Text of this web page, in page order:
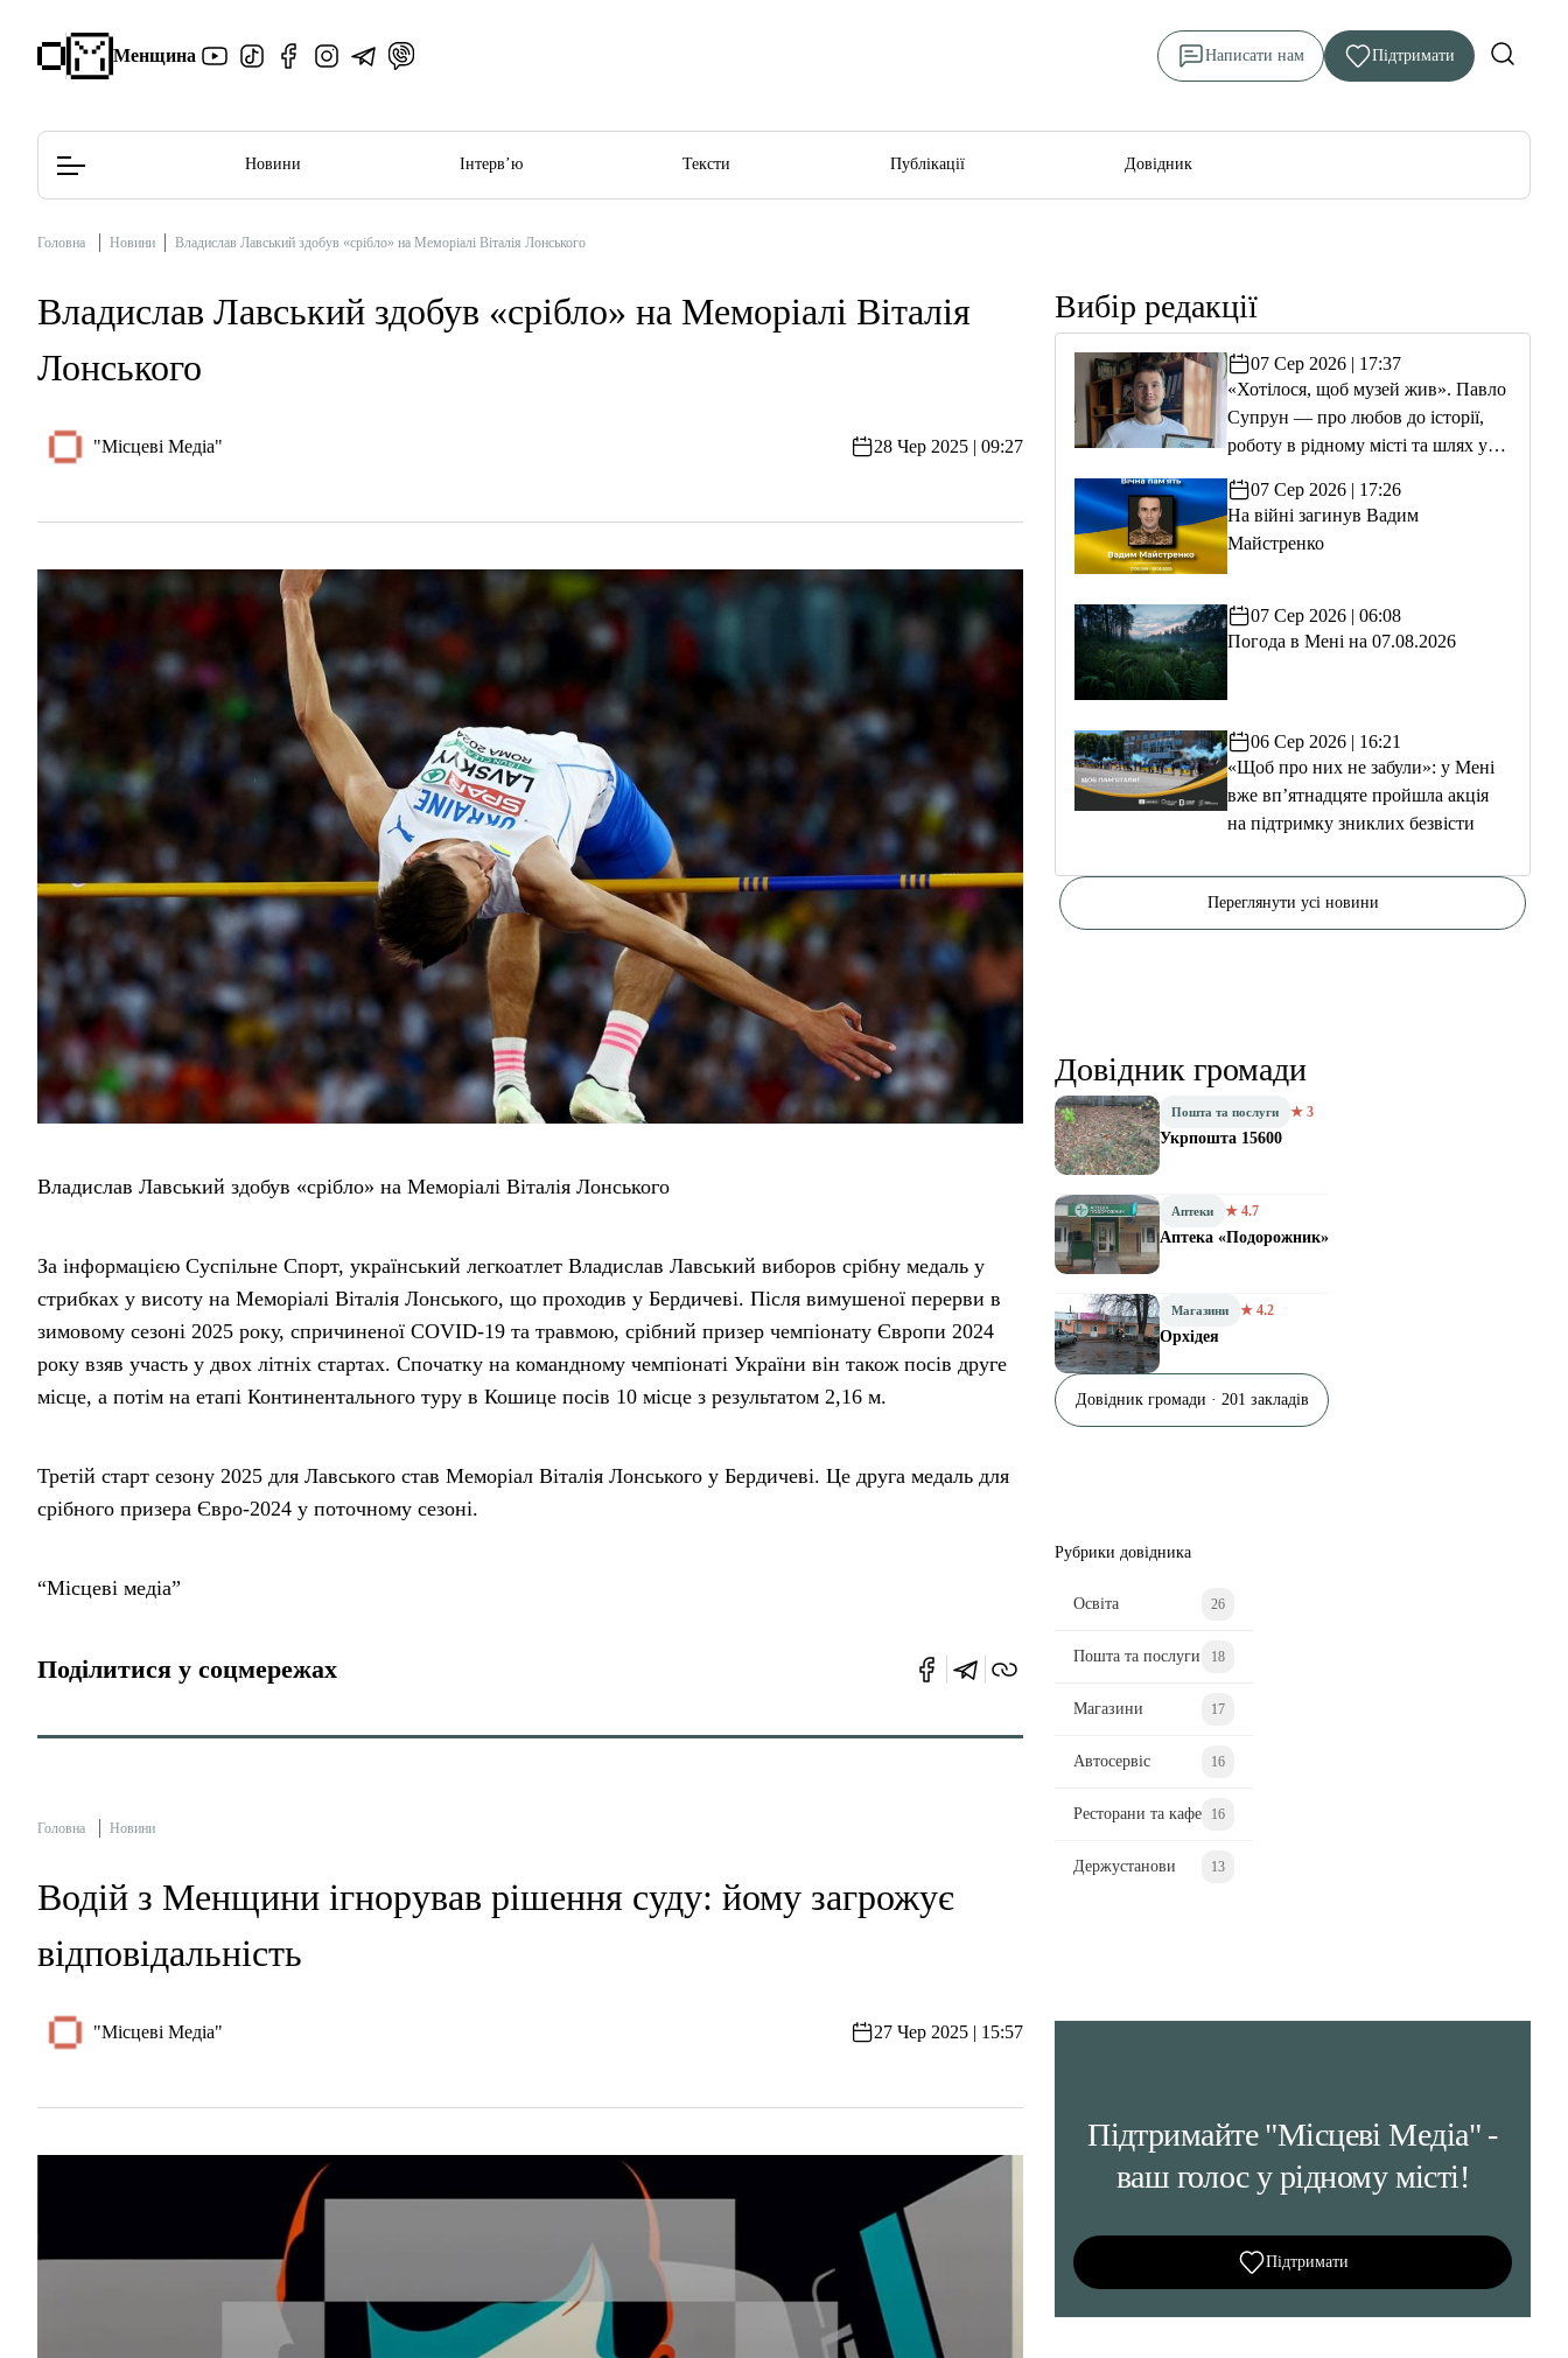
Менщина Написати нам Підтримати
Редакційна політика
Новини Інтерв’ю Тексти Публікації Довідник
Головна Новини Владислав Лавський здобув «срібло» на Меморіалі Віталія Лонського
Владислав Лавський здобув «срібло» на Меморіалі Віталія
Лонського
"Місцеві Медіа" 28 Чер 2025 | 09:27
Владислав Лавський здобув «срібло» на Меморіалі Віталія Лонського
За інформацією Суспільне Спорт, український легкоатлет Владислав Лавський виборов срібну медаль у
стрибках у висоту на Меморіалі Віталія Лонського, що проходив у Бердичеві. Після вимушеної перерви в
зимовому сезоні 2025 року, спричиненої COVID-19 та травмою, срібний призер чемпіонату Європи 2024
року взяв участь у двох літніх стартах. Спочатку на командному чемпіонаті України він також посів друге
місце, а потім на етапі Континентального туру в Кошице посів 10 місце з результатом 2,16 м.
Третій старт сезону 2025 для Лавського став Меморіал Віталія Лонського у Бердичеві. Це друга медаль для
срібного призера Євро-2024 у поточному сезоні.
“Місцеві медіа”
Поділитися у соцмережах
Головна Новини
Водій з Менщини ігнорував рішення суду: йому загрожує
відповідальність
"Місцеві Медіа" 27 Чер 2025 | 15:57
Вибір редакції
07 Сер 2026 | 17:37
«Хотілося, щоб музей жив». Павло
Супрун — про любов до історії,
роботу в рідному місті та шлях у
07 Сер 2026 | 17:26
На війні загинув Вадим
Майстренко
07 Сер 2026 | 06:08
Погода в Мені на 07.08.2026
06 Сер 2026 | 16:21
«Щоб про них не забули»: у Мені
вже вп’ятнадцяте пройшла акція
на підтримку зниклих безвісти
Переглянути усі новини
Довідник громади
Пошта та послуги ★ 3
Укрпошта 15600
Аптеки ★ 4.7
Аптека «Подорожник»
Магазини ★ 4.2
Орхідея
Довідник громади · 201 закладів
Рубрики довідника
Освіта 26
Пошта та послуги 18
Магазини 17
Автосервіс 16
Ресторани та кафе 16
Держустанови 13
Підтримайте "Місцеві Медіа" -
ваш голос у рідному місті!
Підтримати